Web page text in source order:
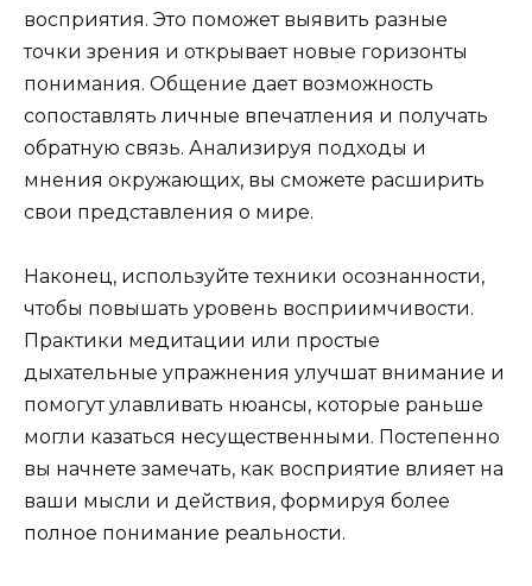
восприятия. Это поможет выявить разные
точки зрения и открывает новые горизонты
понимания. Общение дает возможность
сопоставлять личные впечатления и получать
обратную связь. Анализируя подходы и
мнения окружающих, вы сможете расширить
свои представления о мире.
Наконец, используйте техники осознанности,
чтобы повышать уровень восприимчивости.
Практики медитации или простые
дыхательные упражнения улучшат внимание и
помогут улавливать нюансы, которые раньше
могли казаться несущественными. Постепенно
вы начнете замечать, как восприятие влияет на
ваши мысли и действия, формируя более
полное понимание реальности.